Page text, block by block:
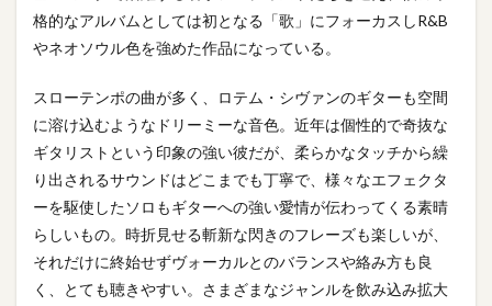
格的なアルバムとしては初となる「歌」にフォーカスしR&B
やネオソウル色を強めた作品になっている。
スローテンポの曲が多く、ロテム・シヴァンのギターも空間
に溶け込むようなドリーミーな音色。近年は個性的で奇抜な
ギタリストという印象の強い彼だが、柔らかなタッチから繰
り出されるサウンドはどこまでも丁寧で、様々なエフェクタ
ーを駆使したソロもギターへの強い愛情が伝わってくる素晴
らしいもの。時折見せる斬新な閃きのフレーズも楽しいが、
それだけに終始せずヴォーカルとのバランスや絡み方も良
く、とても聴きやすい。さまざまなジャンルを飲み込み拡大